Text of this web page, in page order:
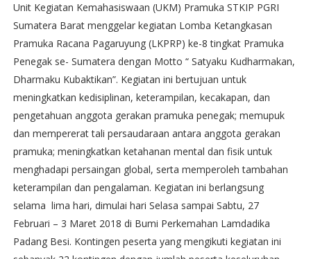
Unit Kegiatan Kemahasiswaan (UKM) Pramuka STKIP PGRI
Sumatera Barat menggelar kegiatan Lomba Ketangkasan
Pramuka Racana Pagaruyung (LKPRP) ke-8 tingkat Pramuka
Penegak se- Sumatera dengan Motto “ Satyaku Kudharmakan,
Dharmaku Kubaktikan”. Kegiatan ini bertujuan untuk
meningkatkan kedisiplinan, keterampilan, kecakapan, dan
pengetahuan anggota gerakan pramuka penegak; memupuk
dan mempererat tali persaudaraan antara anggota gerakan
pramuka; meningkatkan ketahanan mental dan fisik untuk
menghadapi persaingan global, serta memperoleh tambahan
keterampilan dan pengalaman. Kegiatan ini berlangsung
selama lima hari, dimulai hari Selasa sampai Sabtu, 27
Februari – 3 Maret 2018 di Bumi Perkemahan Lamdadika
Padang Besi. Kontingen peserta yang mengikuti kegiatan ini